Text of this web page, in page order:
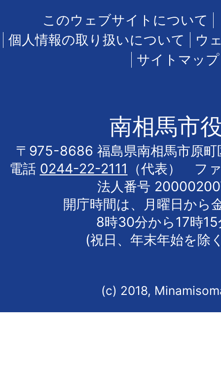
このウェブサイトについて
個人情報の取り扱いについて
ウ
サイトマップ
南相馬市
〒975-8686 福島県南相馬市原町
電話 0244-22-2111
（代表） フ
法人番号
開庁時間は、月曜日から
8時30分から17時
(祝日、年末年始を除
(c) 2018,